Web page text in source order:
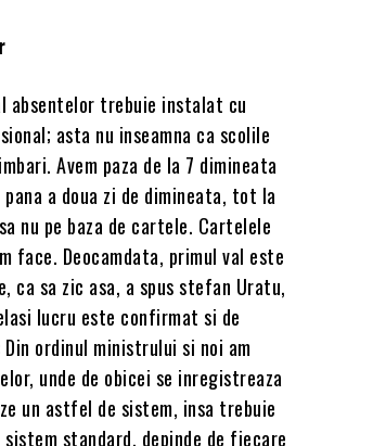
absentelor trebuie instalat cu
asta nu inseamna ca scolile
Avem paza de la 7 dimineata
a doua zi de dimineata, tot la
nu pe baza de cartele. Cartelele
face. Deocamdata, primul val este
ca sa zic asa, a spus stefan Uratu,
lucru este confirmat si de
ordinul ministrului si noi am
unde de obicei se inregistreaza
un astfel de sistem, insa trebuie
standard, depinde de fiecare